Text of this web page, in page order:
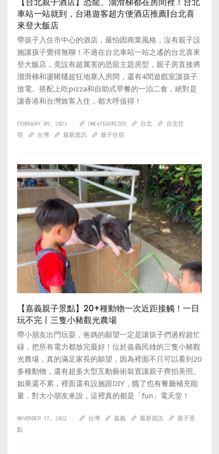
車站一站就到，台港遊客超方便酒店推薦|台北喜
來登大飯店
帶孩子入住市中心的酒店，最怕因商業風格，沒有親子設
施讓孩子覺得無聊！不過在台北車站一站之遙的台北喜來
登大飯店，竟設有超厲害的恐龍主題房型，親子房直接將
溜滑梯和盪鞦韆超狂地塞入房間，還有4間遊戲室讓孩子
放電。搭配上吃pizza和自助式早餐的一泊二食，絕對是
讓香港和台灣旅客入住，都大呼值得！
FEBRUARY 09, 2023 UNCATEGORIZED 台北
台北住
宿
台灣 最新資訊 親子住宿
【嘉義親子景點】20+種動物一次近距接觸！一日
玩不完丨三隻小豬觀光農場
帶小朋友出門玩耍，爸媽的願望一定是讓孩子們過程超忙
碌，把所有電力都放完最好！位於嘉義民雄的三隻小豬觀
光農場，真的滿足家長的願望，因為裡面不只可以看到20
多種動物，還有超多大型互動藝術裝置讓親子齊拍美照。
如果還不累，裡面還有設施跟DIY，餓了也有餐廳補充能
量，對大小朋友來說，這裡真的都是「fun」電天堂！
NOVEMBER 17, 2022 台灣 嘉義 最新資訊
親子景
點